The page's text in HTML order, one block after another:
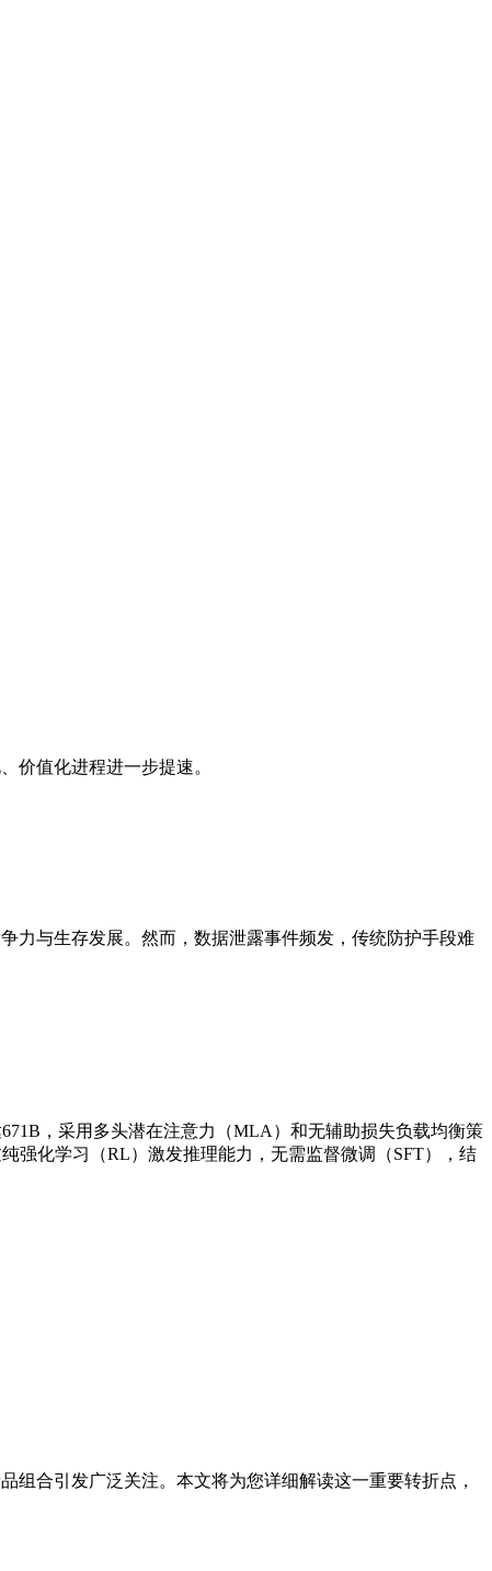
价值化进程进一步提速。
力与生存发展。然而，数据泄露事件频发，传统防护手段难
，采用多头潜在注意力（MLA）和无辅助损失负载均衡策
强化学习（RL）激发推理能力，无需监督微调（SFT），结
组合引发广泛关注。本文将为您详细解读这一重要转折点，